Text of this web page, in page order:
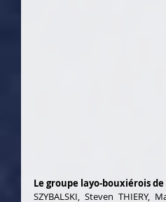
Le groupe layo-bouxiérois de
SZYBALSKI, Steven THIERY,